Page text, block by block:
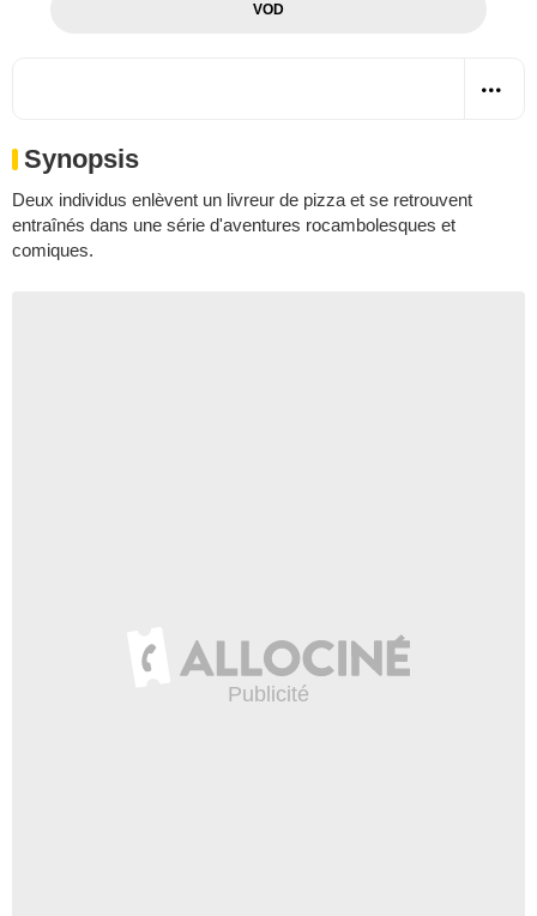
VOD
Synopsis
Deux individus enlèvent un livreur de pizza et se retrouvent
entraînés dans une série d'aventures rocambolesques et
comiques.